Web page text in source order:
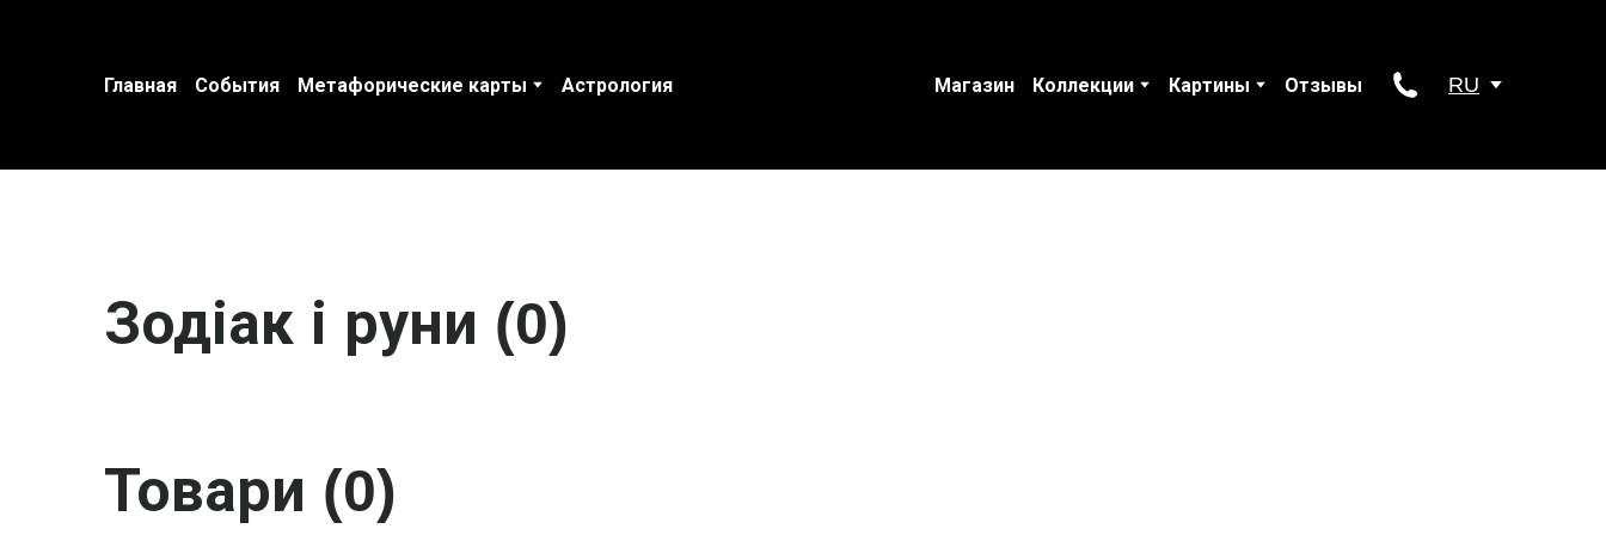
Главная События Метафорические карты Астрология Магазин Коллекции Картины Отзывы RU
Зодіак і руни (0)
Товари (0)